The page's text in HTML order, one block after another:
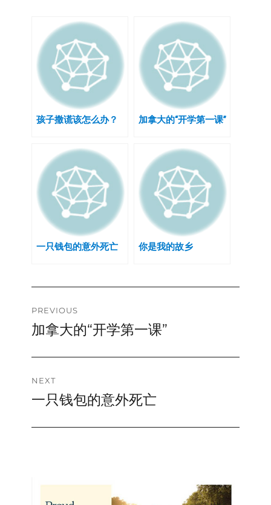
孩子撒谎该怎么办？ 加拿大的“开学第一课”
一只钱包的意外死亡 你是我的故乡
Post
navigation
PREVIOUS
Previous
加拿大的“开学第一课”
NEXT
Next
一只钱包的意外死亡